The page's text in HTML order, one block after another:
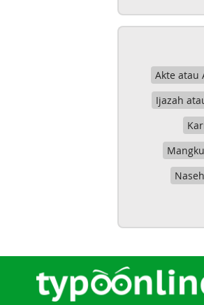
Akte atau
Ijazah